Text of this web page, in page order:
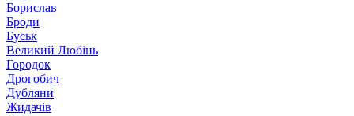
Борислав
Броди
Буськ
Великий Любінь
Городок
Дрогобич
Дубляни
Жидачів